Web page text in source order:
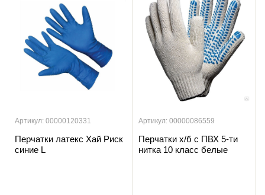
Артикул: 00000120331
Перчатки латекс Хай Риск
синие L
Артикул: 00000086559
Перчатки х/б с ПВХ 5-ти
нитка 10 класс белые